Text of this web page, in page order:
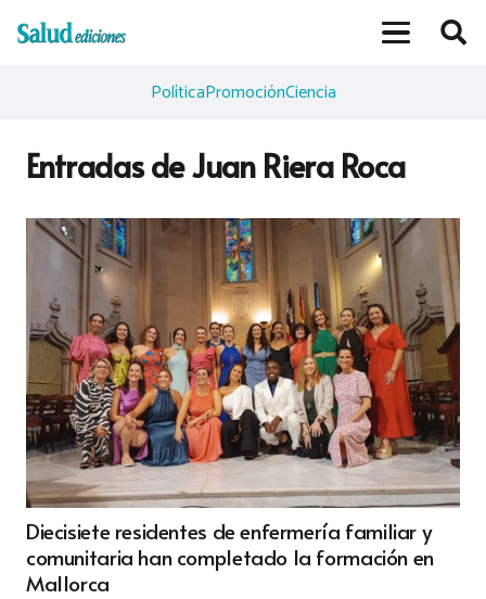
PolíticaPromociónCiencia
Entradas de Juan Riera Roca
Diecisiete residentes de enfermería familiar y
comunitaria han completado la formación en
Mallorca